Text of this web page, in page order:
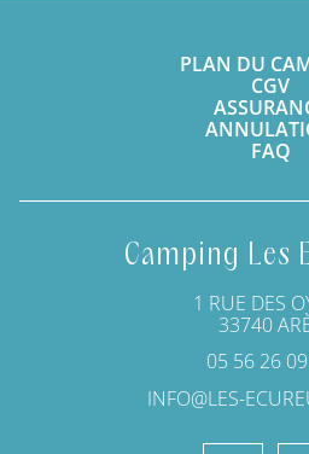
PLAN DU
CGV
FAQ
Camping Les
1 RUE DES
33740
05 56 26
INFO@LES-